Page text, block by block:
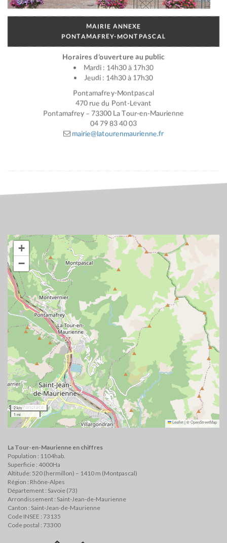
MAIRIE ANNEXE
PONTAMAFREY-MONTPASCAL
Horaires d’ouverture au public
Mardi : 14h30 à 17h30
Jeudi : 14h30 à 17h30
Pontamafrey-Montpascal
470 rue du Pont-Levant
Pontamafrey – 73300 La Tour-en-Maurienne
04 79 83 40 03
mairie@latourenmaurienne.fr
+
−
2 km
1 mi
Leaflet|©OpenStreetMap
La Tour-en-Maurienne en chiffres
Population : 1104hab.
Superficie : 4000Ha
Altitude: 520 (hermillon) – 1410 m (Montpascal)
Région : Rhône-Alpes
Département : Savoie (73)
Arrondissement : Saint-Jean-de-Maurienne
Canton : Saint-Jean-de-Maurienne
Code INSEE : 73135
Code postal : 73300